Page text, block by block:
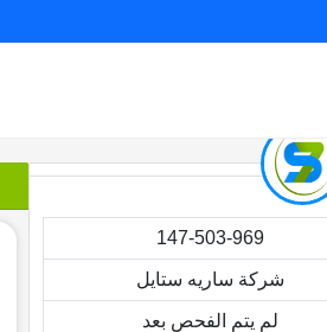
147-503-969
شركة ساريه ستايل
لم يتم الفحص بعد